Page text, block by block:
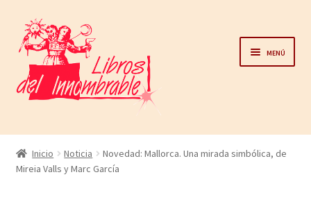
navegación
al
contenido
Menú
Home
Catálogo
Inicio Noticia
Novedad: Mallorca. Una mirada simbólica, de
Mireia Valls y Marc García